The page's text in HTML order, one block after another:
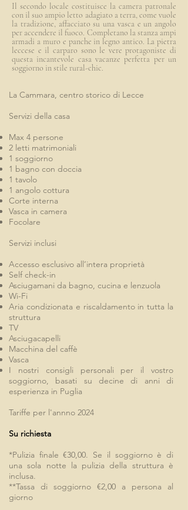
Il secondo locale costituisce la camera patronale
con il suo ampio letto adagiato a terra, come vuole
la tradizione, affacciato su una vasca e un angolo
per accendere il fuoco. Completano la stanza ampi
armadi a muro e panche in legno antico. La pietra
leccese e il carparo sono le vere protagoniste di
questa incantevole casa vacanze perfetta per un
soggiorno in stile rural-chic.
La Cammara, centro storico di Lecce
Servizi della casa​
Max 4 persone
2 letti matrimoniali
1 soggiorno
1 bagno con doccia
1 tavolo
1 angolo cottura
Corte interna
Vasca in camera
Focolare​
Servizi inclusi
Accesso esclusivo all’intera proprietà
Self check-in
Asciugamani da bagno, cucina e lenzuola
Wi-Fi
Aria condizionata e riscaldamento in tutta la
struttura
TV
Asciugacapelli
Macchina del caffè
Vasca
I nostri consigli personali per il vostro
soggiorno, basati su decine di anni di
esperienza in Puglia
Tariffe per l'annno 2024
Su richiesta
*Pulizia finale €30,00. Se il soggiorno è di
una sola notte la pulizia della struttura è
inclusa.
**Tassa di soggiorno €2,00 a persona al
giorno